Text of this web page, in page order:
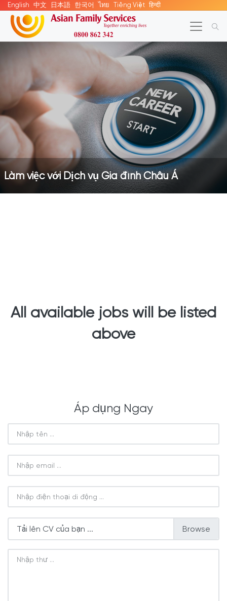
English 中文 日本語 한국어 ไทย Tiếng Việt हिन्दी
Làm việc với Dịch vụ Gia đình Châu Á
All available jobs will be listed
above
Áp dụng Ngay
Tải lên CV của bạn ...